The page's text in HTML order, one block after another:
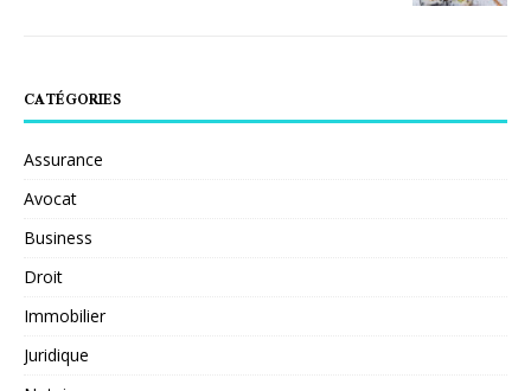
CATÉGORIES
Assurance
Avocat
Business
Droit
Immobilier
Juridique